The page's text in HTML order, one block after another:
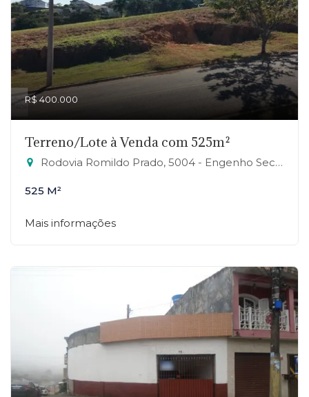
R$ 400.000
Terreno/Lote à Venda com 525m²
Rodovia Romildo Prado, 5004 - Engenho Seco, Louveira-SP
525 M²
Mais informações